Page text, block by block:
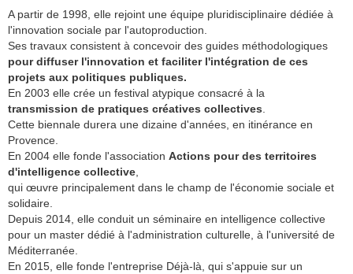
A partir de 1998, elle rejoint une équipe pluridisciplinaire dédiée à
l'innovation sociale par l'autoproduction.
Ses travaux consistent à concevoir des guides méthodologiques
pour diffuser l'innovation et faciliter l'intégration de ces
projets aux politiques publiques.
En 2003 elle crée un festival atypique consacré à la
transmission de pratiques créatives collectives.
Cette biennale durera une dizaine d'années, en itinérance en
Provence.
En 2004 elle fonde l'association Actions pour des territoires
d'intelligence collective,
qui œuvre principalement dans le champ de l'économie sociale et
solidaire.
Depuis 2014, elle conduit un séminaire en intelligence collective
pour un master dédié à l'administration culturelle, à l'université de
Méditerranée.
En 2015, elle fonde l'entreprise Déjà-là, qui s'appuie sur un